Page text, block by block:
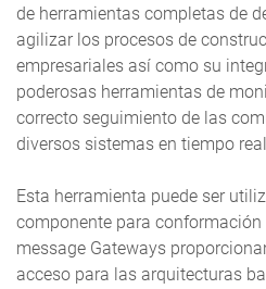
de herramientas completas de
agilizar los procesos de
empresariales así como su
poderosas herramientas de
correcto seguimiento de las
diversos sistemas en tiempo
Esta herramienta puede ser
componente para conformación
message Gateways
acceso para las arquitecturas